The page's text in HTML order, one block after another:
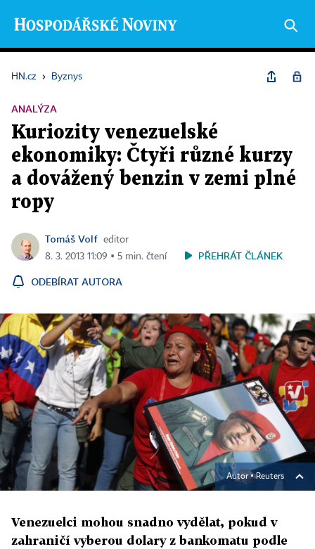
HN.cz › Byznys
ANALÝZA
Kuriozity venezuelské
ekonomiky: Čtyři různé kurzy
a dovážený benzin v zemi plné
ropy
Tomáš Volf editor
8. 3. 2013 11:09 ▪ 5 min. čtení
PŘEHRÁT ČLÁNEK
ODEBÍRAT AUTORA
Autor ▪Reuters
Venezuelci mohou snadno vydělat, pokud v
zahraničí vyberou dolary z bankomatu podle